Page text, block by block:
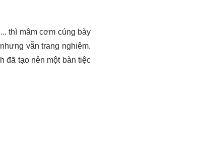
thì mâm cơm cúng bày
vẫn trang nghiêm.
đã tạo nên một bàn tiệc